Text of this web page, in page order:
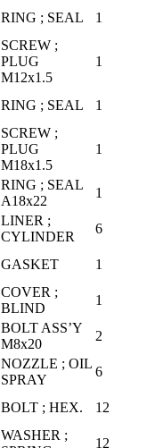
RING ; SEAL 1
SCREW ;
PLUG
M12x1.5
1
RING ; SEAL 1
SCREW ;
PLUG
M18x1.5
1
RING ; SEAL
A18x22
1
LINER ;
CYLINDER
6
GASKET 1
COVER ;
BLIND
1
BOLT ASS’Y
M8x20
2
NOZZLE ; OIL
SPRAY
6
BOLT ; HEX. 12
WASHER ;
12